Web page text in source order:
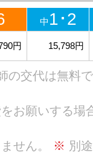
中 1･2
円 15,798円
の交代は無料
お願いする場
せん。 ※ 別